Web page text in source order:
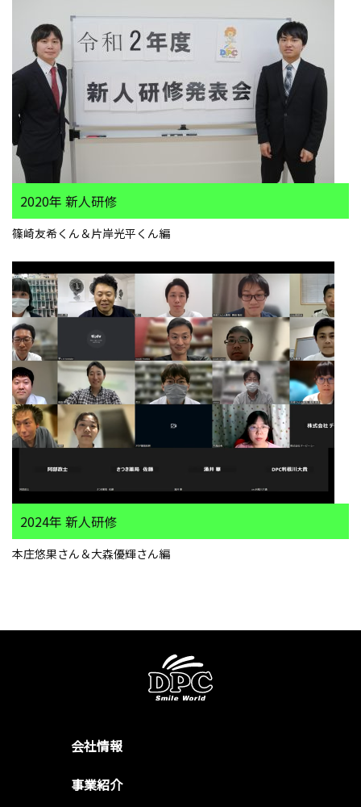
2020年 新人研修
篠崎友希くん＆片岸光平くん編
2024年 新人研修
本庄悠果さん＆大森優輝さん編
会社情報
事業紹介